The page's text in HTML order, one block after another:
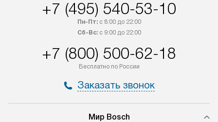
+7 (495) 540-53-10
Пн-Пт:с 8:00 до 22:00
Сб-Вс:с 9:00 до 22:00
+7 (800) 500-62-18
Бесплатно по России
Заказать звонок
Мир Bosch